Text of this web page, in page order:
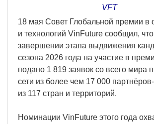
VFT
18 мая Совет Глобальной премии в
и технологий VinFuture сообщил,
завершении этапа выдвижения
сезона 2026 года на участие в
подано 1 819 заявок со всего мира
сети из более чем 17 000
из 117 стран и территорий.
Номинации VinFuture этого года